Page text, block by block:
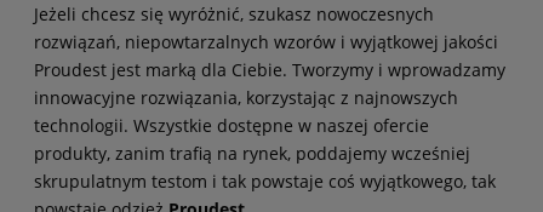
Jeżeli chcesz się wyróżnić, szukasz nowoczesnych
rozwiązań, niepowtarzalnych wzorów i wyjątkowej jakości
Proudest jest marką dla Ciebie. Tworzymy i wprowadzamy
innowacyjne rozwiązania, korzystając z najnowszych
technologii. Wszystkie dostępne w naszej ofercie
produkty, zanim trafią na rynek, poddajemy wcześniej
skrupulatnym testom i tak powstaje coś wyjątkowego, tak